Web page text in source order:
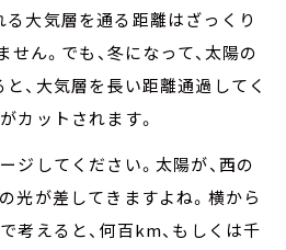
大気層を通る距離はざっくり
ん。でも、冬になって、太陽の
、大気層を長い距離通過してく
カットされます。
ジしてください。太陽が、西の
光が差してきますよね。横から
考えると、何百km、もしくは千